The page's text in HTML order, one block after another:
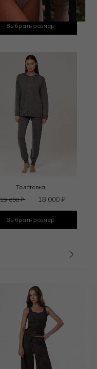
24 000 ₽ 18 000
Выбрать размер
Толстовка
29 000₽ 18 000₽
Выбрать размер